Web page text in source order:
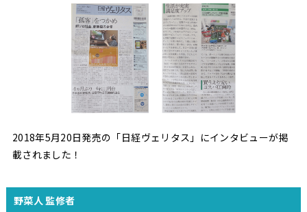
2018年5月20日発売の「日経ヴェリタス」にインタビューが掲
載されました！
野菜人 監修者